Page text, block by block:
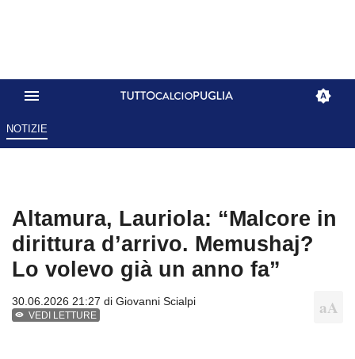
NOTIZIE
Altamura, Lauriola: “Malcore in
dirittura d’arrivo. Memushaj?
Lo volevo già un anno fa”
30.06.2026 21:27 di Giovanni Scialpi
VEDI LETTURE